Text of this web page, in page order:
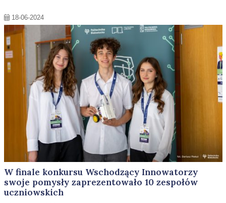
18-06-2024
W finale konkursu Wschodzący Innowatorzy
swoje pomysły zaprezentowało 10 zespołów
uczniowskich